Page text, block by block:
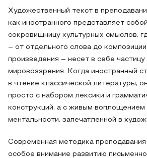
Художественный текст в
как иностранного представляет
сокровищницу культурных смыслов,
– от отдельного слова до
произведения – несет в себе частицу
мировоззрения. Когда иностранный
в чтение классической литературы,
просто с набором лексики и
конструкций, а с живым воплощением
ментальности, запечатленной в
Современная методика
особое внимание развитию